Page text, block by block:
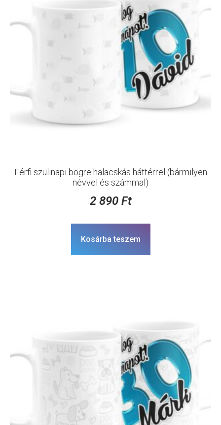
Férfi szülinapi bögre halacskás háttérrel (bármilyen
névvel és számmal)
2 890 Ft
Kosárba teszem